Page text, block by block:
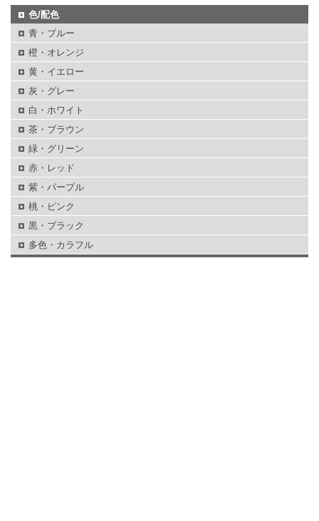
色/配色
青・ブルー
橙・オレンジ
黄・イエロー
灰・グレー
白・ホワイト
茶・ブラウン
緑・グリーン
赤・レッド
紫・パープル
桃・ピンク
黒・ブラック
多色・カラフル